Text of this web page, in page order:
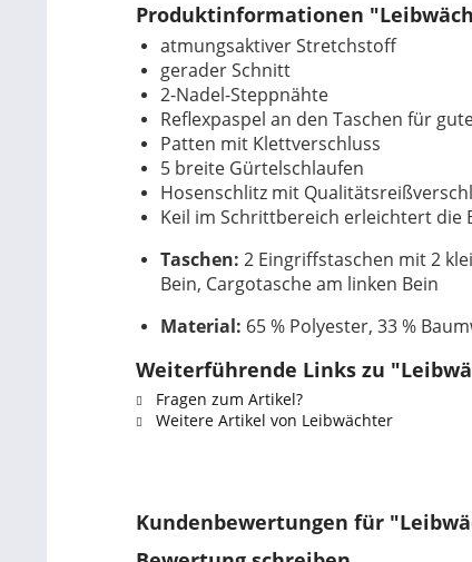
Produktinformationen
atmungsaktiver Stretchstoff
gerader Schnitt
2-Nadel-Steppnähte
Reflexpaspel an den Taschen für
Patten mit Klettverschluss
5 breite Gürtelschlaufen
Hosenschlitz mit
Keil im Schrittbereich erleichtert die
Taschen: 2 Eingriffstaschen mit 2
Bein, Cargotasche am linken Bein
Material: 65 % Polyester, 33 %
Weiterführende Links zu
Fragen zum Artikel?
Weitere Artikel von Leibwächter
Kundenbewertungen für